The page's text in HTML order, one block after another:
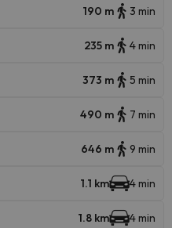
190 m 3 min
235 m 4 min
373 m 5 min
490 m 7 min
646 m 9 min
1.1 km 4 min
1.8 km 4 min